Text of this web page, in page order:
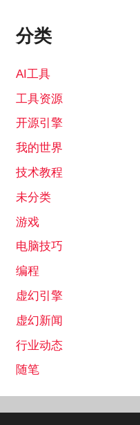
分类
AI工具
工具资源
开源引擎
我的世界
技术教程
未分类
游戏
电脑技巧
编程
虚幻引擎
虚幻新闻
行业动态
随笔